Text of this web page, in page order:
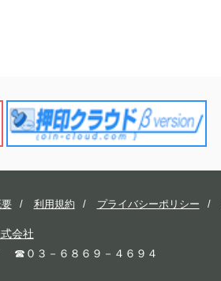
利用規約 プライバシーポリシー
会社
☎０３－６８６９－４６９４